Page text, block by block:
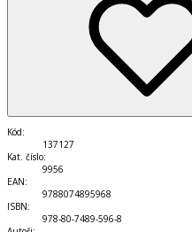
Kód:
137127
Kat. číslo:
9956
EAN:
9788074895968
ISBN:
978-80-7489-596-8